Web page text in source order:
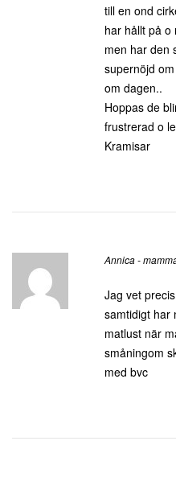
till en ond
har hållt på o
men har den
supernöjd
om dagen..
Hoppas de
frustrerad o
Kramisar
Annica -
Jag vet
samtidigt har
matlust när
småningom
med bvc